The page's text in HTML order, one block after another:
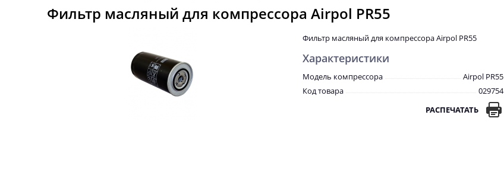
Фильтр масляный для компрессора Airpol PR55
Фильтр масляный для компрессора Airpol PR55
Характеристики
Модель компрессора
Airpol PR55
Код товара
029754
РАСПЕЧАТАТЬ